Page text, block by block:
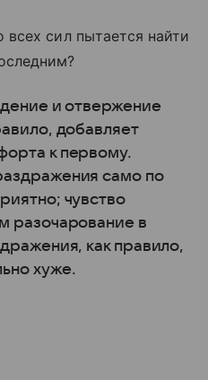
сил пытается найти
и отвержение
добавляет
к первому.
само по
чувство
разочарование в
как правило,
хуже.